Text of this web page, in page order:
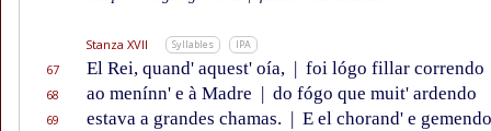
Stanza XVII Syllables IPA
67 El Rei, quand' aquest' oía, | foi lógo fillar correndo
68 ao menínn' e à Madre | do fógo que muit' ardendo
69 estava a grandes chamas. | E el chorand' e gemendo